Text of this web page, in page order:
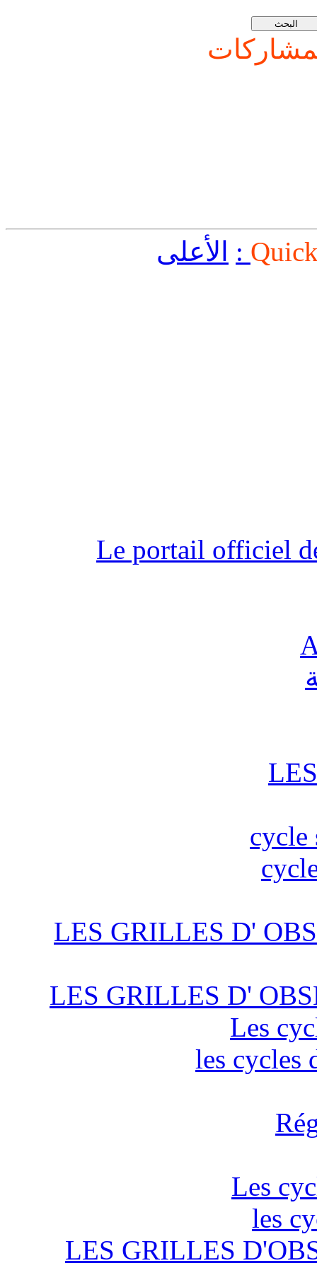
الأعلى
Le portail officiel
cycle
LES GRILLES D'
LES GRILLES D'
Les
les cycles
Les
les
LES GRILLES